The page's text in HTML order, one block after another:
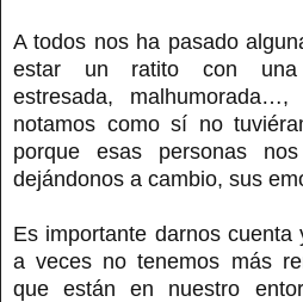
A todos nos ha pasado
estar un ratito con una
estresada,
notamos como sí no
porque esas personas
dejándonos a cambio, sus
Es importante darnos
a veces no tenemos más
que están en nuestro